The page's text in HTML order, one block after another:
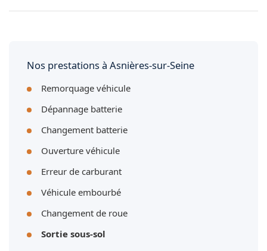
Nos prestations à Asnières-sur-Seine
Remorquage véhicule
Dépannage batterie
Changement batterie
Ouverture véhicule
Erreur de carburant
Véhicule embourbé
Changement de roue
Sortie sous-sol